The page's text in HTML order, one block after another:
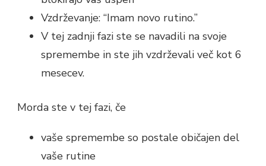
Vzdrževanje: “Imam novo rutino.”
V tej zadnji fazi ste se navadili na svoje
spremembe in ste jih vzdrževali več kot 6
mesecev.
Morda ste v tej fazi, če
vaše spremembe so postale običajen del
vaše rutine